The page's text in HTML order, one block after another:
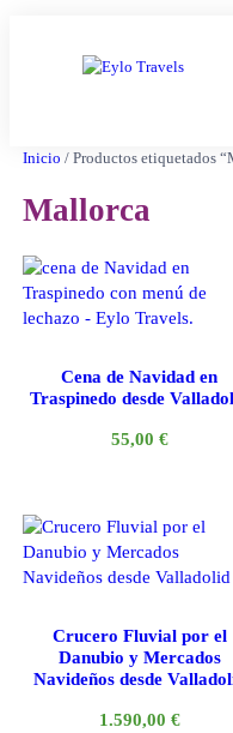
Inicio / Productos etiquetados
Mallorca
Cena de Navidad en
Traspinedo desde
55,00 €
Crucero Fluvial por el
Danubio y Mercados
Navideños desde
1.590,00 €